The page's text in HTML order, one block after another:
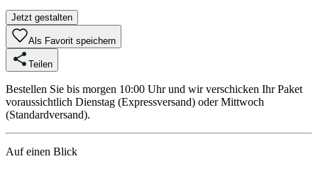
Jetzt gestalten
Als Favorit speichern
Teilen
Bestellen Sie bis morgen 10:00 Uhr und wir verschicken Ihr Paket
voraussichtlich Dienstag (Expressversand) oder Mittwoch
(Standardversand).
Auf einen Blick